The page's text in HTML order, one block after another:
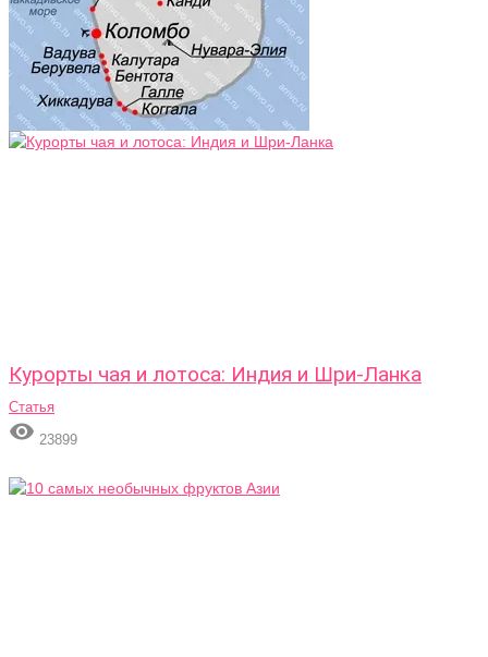
Курорты чая и лотоса: Индия и Шри-Ланка
Статья
 23899